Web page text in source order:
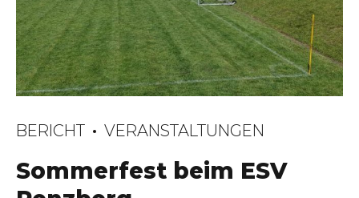
BERICHT VERANSTALTUNGEN
Sommerfest beim ESV